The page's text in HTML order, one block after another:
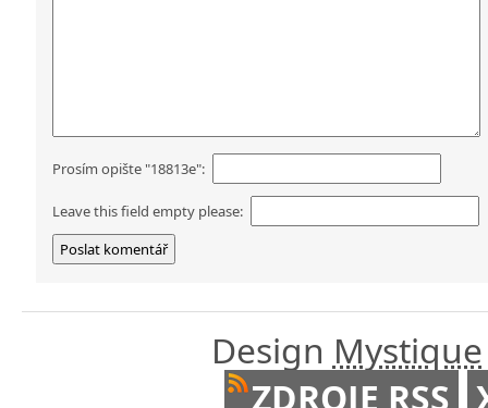
Prosím opište "18813e":
Leave this field empty please:
Design Mystique
ZDROJE RSS